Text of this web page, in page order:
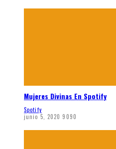
Mujeres Divinas En Spotify
Spotify
junio 5, 2020 9090